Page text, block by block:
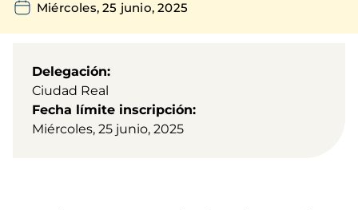
Miércoles, 25 junio, 2025
Delegación
Ciudad Real
Fecha límite inscripción
Miércoles, 25 junio, 2025